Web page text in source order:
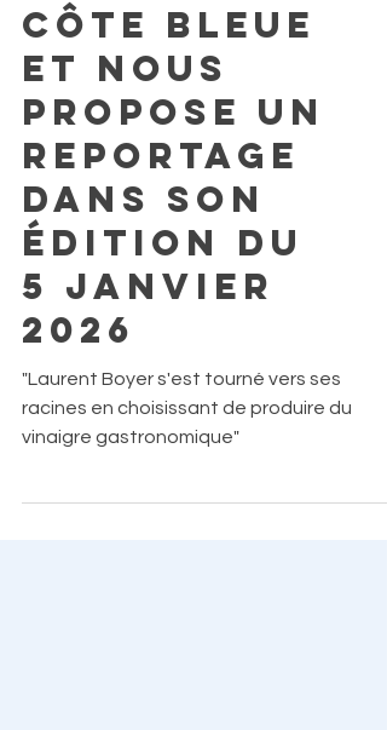
vinaigrerie
Côte Bleue
et nous
propose un
reportage
dans son
Édition du
5 janvier
2026
"Laurent Boyer s'est tourné vers ses
racines en choisissant de produire du